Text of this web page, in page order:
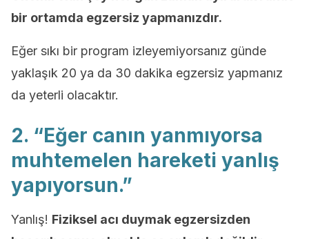
bir ortamda egzersiz yapmanızdır.
Eğer sıkı bir program izleyemiyorsanız günde
yaklaşık 20 ya da 30 dakika egzersiz yapmanız
da yeterli olacaktır.
2. “Eğer canın yanmıyorsa
muhtemelen hareketi yanlış
yapıyorsun.”
Yanlış! Fiziksel acı duymak egzersizden